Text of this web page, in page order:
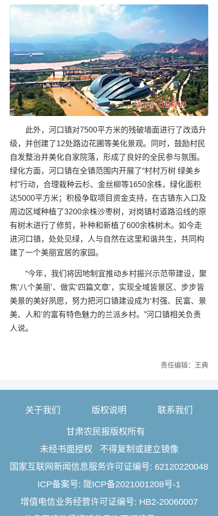
此外，河口镇对7500平方米的残破墙面进行了改造升
级，并创建了12处路边花圃等美化景观。同时，鼓励村民
自发整治并美化自家院落，形成了良好的全民参与氛围。
绿化方面，河口镇在全镇范围内开展了“村村万树 绿美乡
村”行动，合理栽种云杉、金丝柳等1650余株，绿化面积
达5000平方米；积极争取项目资金支持，在古镇东入口及
周边区域种植了3200余株沙枣树，对岗镇村道路沿线的原
有树木进行了修剪，补种和新植了600余株树木。如今走
进河口镇，处处见绿，人与自然在这里和谐共生，共同构
建了一个美丽宜居的家园。
“今年，我们将因地制宜推动乡村振兴示范带建设，聚
焦‘八个美丽’、做实‘四篇文章’，实现全域皆景区、步步皆
美景的美好夙愿，努力把河口镇建设成为‘村强、民富、景
美、人和’的富有特色魅力的兰派乡村。”河口镇相关负责
人说。
责任编辑：王典
关于我们 版权说明 联系我们
甘肃农民报版权所有
未经书面授权 不得复制或建立镜像
国家互联网新闻信息服务许可证编号: 62120220048
ICP备案号: 陇ICP备2021001208号-1
增值电信业务经营许可证编号: HB2-20060007